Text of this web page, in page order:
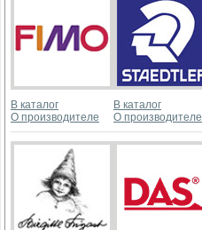
В каталог
О производителе
В каталог
О производителе